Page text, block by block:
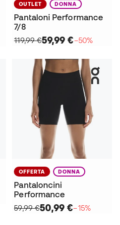
OUTLET DONNA
Pantaloni Performance
7/8
119,99 €59,99 €−50%
OFFERTA DONNA
Pantaloncini
Performance
59,99 €50,99 €−15%